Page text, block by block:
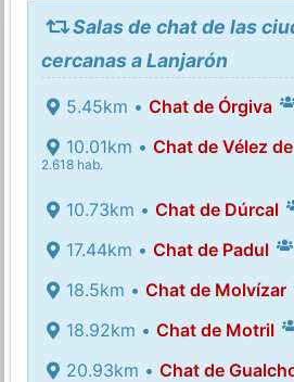
Salas de chat de las
cercanas a Lanjarón
5.45km • Chat de Órgiva
10.01km • Chat de Vélez
2.618 hab.
10.73km • Chat de Dúrcal
17.44km • Chat de Padul
18.5km • Chat de Molvízar
18.92km • Chat de Motril
20.93km • Chat de